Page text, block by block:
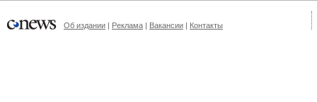
Об издании | Реклама | Вакансии | Контакты